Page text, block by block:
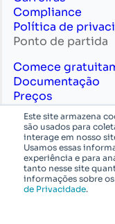
Este site armazena
são usados para
interage em nosso
Usamos essas
experiência e para
tanto nesse site
informações sobre
de Privacidade.
Compliance
Política de
Ponto de partida
Comece
Documentação
Preços
Contate Vendas
Serviços
Português
© Azion
direitos